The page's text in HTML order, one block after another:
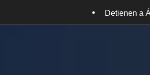
Detienen a Ángel Aguirre; lo